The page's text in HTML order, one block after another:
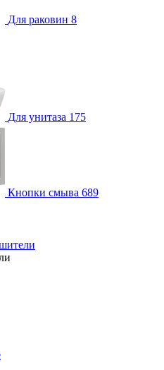
Для раковин 8
Для унитаза 175
Кнопки смыва 689